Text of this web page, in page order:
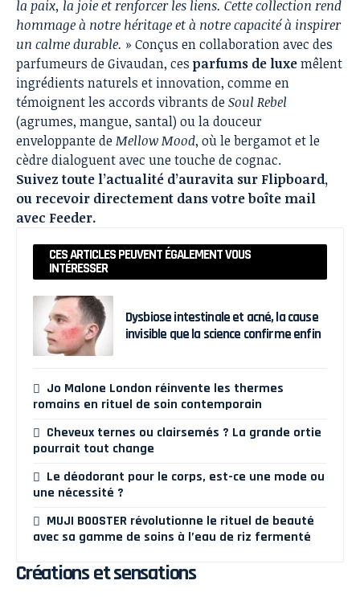
la paix, la joie et renforcer les liens. Cette collection rend
hommage à notre héritage et à notre capacité à inspirer
un calme durable. » Conçus en collaboration avec des
parfumeurs de Givaudan, ces parfums de luxemêlent
ingrédients naturels et innovation, comme en
témoignent les accords vibrants deSoul Rebel
(agrumes, mangue, santal) ou la douceur
enveloppante deMellow Mood, où le bergamot et le
cèdre dialoguent avec une touche de cognac.
Suivez toute l’actualité d’auravita sur Flipboard,
ou recevoir directement dans votre boîte mail
avec Feeder.
CES ARTICLES PEUVENT ÉGALEMENT VOUS
INTÉRESSER
Dysbiose intestinale et acné, la cause
invisible que la science confirme enfin
Jo Malone London réinvente les thermes
romains en rituel de soin contemporain
Cheveux ternes ou clairsemés ? La grande ortie
pourrait tout change
Le déodorant pour le corps, est-ce une mode ou
une nécessité ?
MUJI BOOSTER révolutionne le rituel de beauté
avec sa gamme de soins à l’eau de riz fermenté
Créations et sensations